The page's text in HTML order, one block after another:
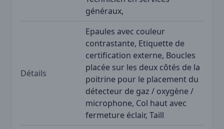
généraux,
Détails
Epaules avec couleur
contrastante, Etiquette de
certification externe, Boucles
placée sur les deux côtés de la
poitrine pour le placement du
détecteur de gaz / oxygène /
microphone, Col haut avec
fermeture éclair, Taill